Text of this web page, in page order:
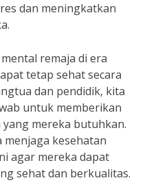
dan meningkatkan
remaja di era
tetap sehat secara
dan pendidik, kita
untuk memberikan
mereka butuhkan.
menjaga kesehatan
agar mereka dapat
sehat dan berkualitas.